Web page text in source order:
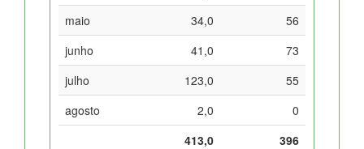
maio
34,0
56
junho
41,0
73
julho
123,0
55
agosto
2,0
0
413,0
396